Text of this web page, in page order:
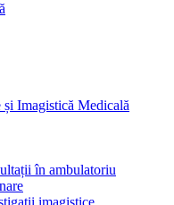
Imagistică Medicală
în ambulatoriu
imagistice